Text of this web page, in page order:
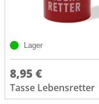
Lager
8,95 €
Tasse Lebensretter